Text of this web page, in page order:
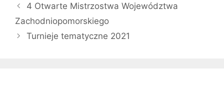
4 Otwarte Mistrzostwa Województwa
Zachodniopomorskiego
Turnieje tematyczne 2021